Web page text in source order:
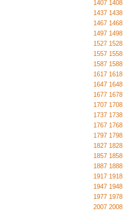
1407 1408
1437 1438
1467 1468
1497 1498
1527 1528
1557 1558
1587 1588
1617 1618
1647 1648
1677 1678
1707 1708
1737 1738
1767 1768
1797 1798
1827 1828
1857 1858
1887 1888
1917 1918
1947 1948
1977 1978
2007 2008